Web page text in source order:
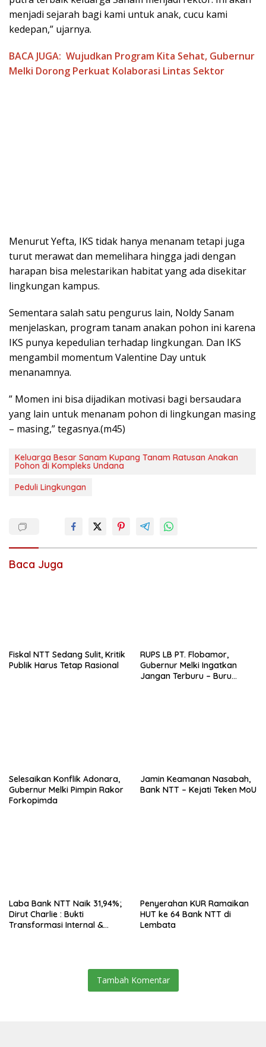
menjadi sejarah bagi kami untuk anak, cucu kami
kedepan,” ujarnya.
BACA JUGA: Wujudkan Program Kita Sehat, Gubernur
Melki Dorong Perkuat Kolaborasi Lintas Sektor
Menurut Yefta, IKS tidak hanya menanam tetapi juga
turut merawat dan memelihara hingga jadi dengan
harapan bisa melestarikan habitat yang ada disekitar
lingkungan kampus.
Sementara salah satu pengurus lain, Noldy Sanam
menjelaskan, program tanam anakan pohon ini karena
IKS punya kepedulian terhadap lingkungan. Dan IKS
mengambil momentum Valentine Day untuk
menanamnya.
” Momen ini bisa dijadikan motivasi bagi bersaudara
yang lain untuk menanam pohon di lingkungan masing
– masing,” tegasnya.(m45)
Keluarga Besar Sanam Kupang Tanam Ratusan Anakan
Pohon di Kompleks Undana
Peduli Lingkungan
Baca Juga
Fiskal NTT Sedang Sulit, Kritik
Publik Harus Tetap Rasional
RUPS LB PT. Flobamor,
Gubernur Melki Ingatkan
Jangan Terburu – Buru
Selesaikan Konflik Adonara,
Gubernur Melki Pimpin Rakor
Forkopimda
Jamin Keamanan Nasabah,
Bank NTT – Kejati Teken MoU
Laba Bank NTT Naik 31,94%;
Dirut Charlie : Bukti
Transformasi Internal &
Penyerahan KUR Ramaikan
HUT ke 64 Bank NTT di
Lembata
Tambah Komentar